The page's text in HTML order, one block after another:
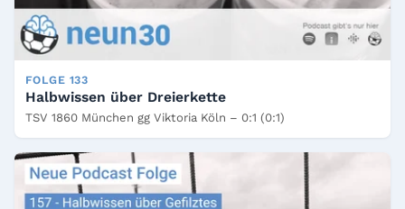
FOLGE 133
Halbwissen über Dreierkette
TSV 1860 München gg Viktoria Köln – 0:1 (0:1)